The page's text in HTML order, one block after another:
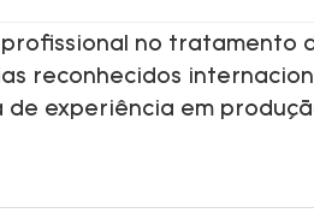
no tratamento
reconhecidos
experiência em